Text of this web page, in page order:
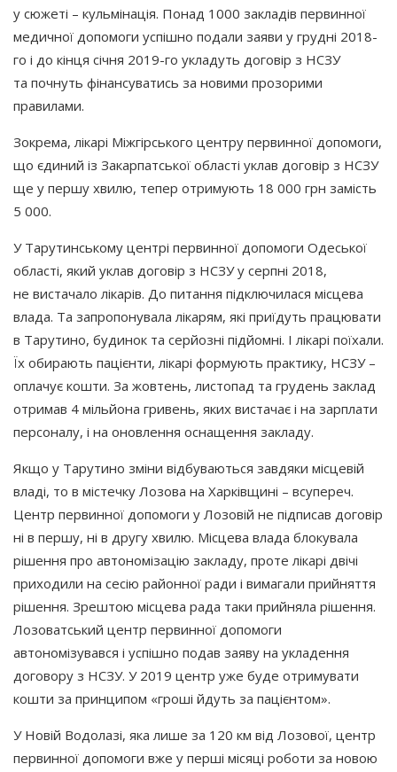
у сюжеті – кульмінація. Понад 1000 закладів первинної
медичної допомоги успішно подали заяви у грудні 2018-
го і до кінця січня 2019-го укладуть договір з НСЗУ
та почнуть фінансуватись за новими прозорими
правилами.
Зокрема, лікарі Міжгірського центру первинної допомоги,
що єдиний із Закарпатської області уклав договір з НСЗУ
ще у першу хвилю, тепер отримують 18 000 грн замість
5 000.
У Тарутинському центрі первинної допомоги Одеської
області, який уклав договір з НСЗУ у серпні 2018,
не вистачало лікарів. До питання підключилася місцева
влада. Та запропонувала лікарям, які приїдуть працювати
в Тарутино, будинок та серйозні підйомні. І лікарі поїхали.
Їх обирають пацієнти, лікарі формують практику, НСЗУ –
оплачує кошти. За жовтень, листопад та грудень заклад
отримав 4 мільйона гривень, яких вистачає і на зарплати
персоналу, і на оновлення оснащення закладу.
Якщо у Тарутино зміни відбуваються завдяки місцевій
владі, то в містечку Лозова на Харківщині – всупереч.
Центр первинної допомоги у Лозовій не підписав договір
ні в першу, ні в другу хвилю. Місцева влада блокувала
рішення про автономізацію закладу, проте лікарі двічі
приходили на сесію районної ради і вимагали прийняття
рішення. Зрештою місцева рада таки прийняла рішення.
Лозоватський центр первинної допомоги
автономізувався і успішно подав заяву на укладення
договору з НСЗУ. У 2019 центр уже буде отримувати
кошти за принципом «гроші йдуть за пацієнтом».
У Новій Водолазі, яка лише за 120 км від Лозової, центр
первинної допомоги вже у перші місяці роботи за новою